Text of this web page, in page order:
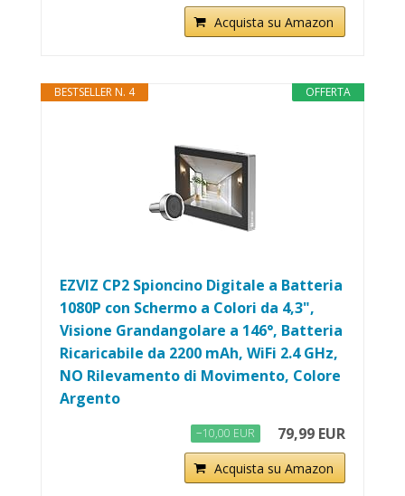
Acquista su Amazon
OFFERTA
BESTSELLER N. 4
EZVIZ CP2 Spioncino Digitale a Batteria
1080P con Schermo a Colori da 4,3",
Visione Grandangolare a 146°, Batteria
Ricaricabile da 2200 mAh, WiFi 2.4 GHz,
NO Rilevamento di Movimento, Colore
Argento
−10,00 EUR 79,99 EUR
Acquista su Amazon